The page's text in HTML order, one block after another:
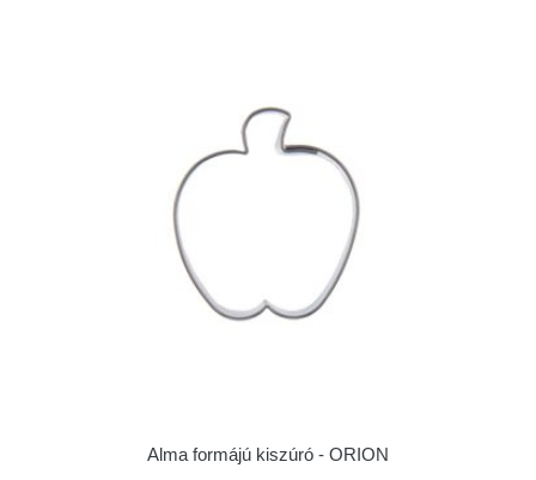
Alma formájú kiszúró - ORION